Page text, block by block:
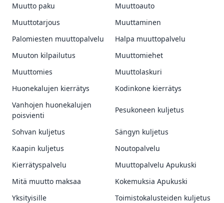
Muutto paku
Muuttoauto
Muuttotarjous
Muuttaminen
Palomiesten muuttopalvelu
Halpa muuttopalvelu
Muuton kilpailutus
Muuttomiehet
Muuttomies
Muuttolaskuri
Huonekalujen kierrätys
Kodinkone kierrätys
Vanhojen huonekalujen
poisvienti
Pesukoneen kuljetus
Sohvan kuljetus
Sängyn kuljetus
Kaapin kuljetus
Noutopalvelu
Kierrätyspalvelu
Muuttopalvelu Apukuski
Mitä muutto maksaa
Kokemuksia Apukuski
Yksityisille
Toimistokalusteiden kuljetus